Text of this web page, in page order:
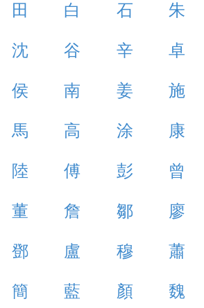
田 白 石 朱
沈 谷 辛 卓
侯 南 姜 施
馬 高 涂 康
陸 傅 彭 曾
董 詹 鄒 廖
鄧 盧 穆 蕭
簡 藍 顏 魏